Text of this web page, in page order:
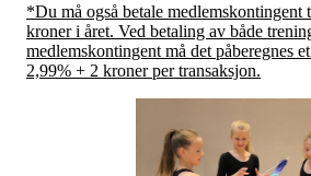
*Du må også betale medlemskontingent
kroner i året. Ved betaling av både
medlemskontingent må det påberegnes
2,99% + 2 kroner per transaksjon.